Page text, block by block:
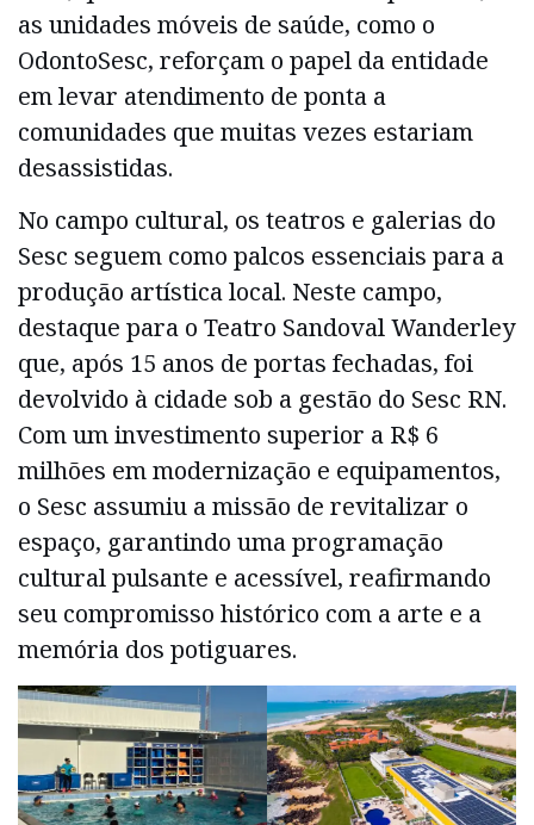
as unidades móveis de saúde, como o
OdontoSesc, reforçam o papel da entidade
em levar atendimento de ponta a
comunidades que muitas vezes estariam
desassistidas.
No campo cultural, os teatros e galerias do
Sesc seguem como palcos essenciais para a
produção artística local. Neste campo,
destaque para o Teatro Sandoval Wanderley
que, após 15 anos de portas fechadas, foi
devolvido à cidade sob a gestão do Sesc RN.
Com um investimento superior a R$ 6
milhões em modernização e equipamentos,
o Sesc assumiu a missão de revitalizar o
espaço, garantindo uma programação
cultural pulsante e acessível, reafirmando
seu compromisso histórico com a arte e a
memória dos potiguares.